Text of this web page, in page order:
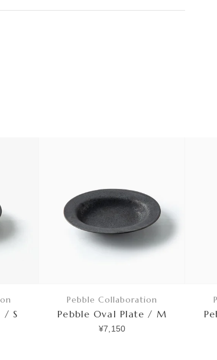
/ S
Pebble Collaboration
Pebble Oval Plate / M
¥7,150